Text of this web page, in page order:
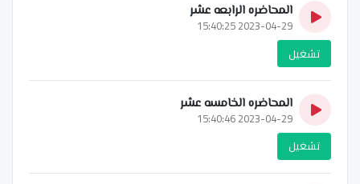
المحاضره الرابعه عشر
2023-04-29 15:40:25
تشغيل
المحاضره الخامسه عشر
2023-04-29 15:40:46
تشغيل